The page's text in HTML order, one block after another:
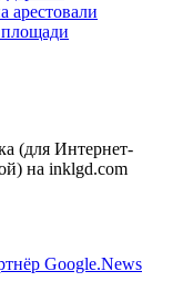
арестовали
площади
(для Интернет-
на inklgd.com
Google.News